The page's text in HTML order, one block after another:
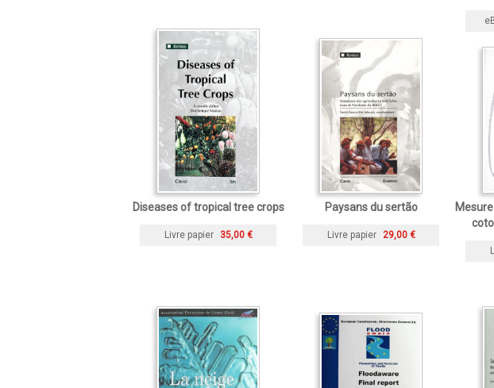
Diseases of tropical tree crops
Livre papier 35,00 €
Paysans du sertão
Livre papier 29,00 €